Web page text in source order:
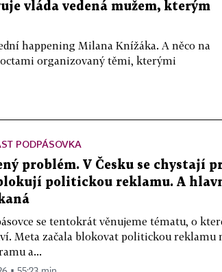
vláda vedená mužem, kterým
happening Milana Knížáka. A něco na
organizovaný těmi, kterými
PODPÁSOVKA
problém. V Česku se chystají
politickou reklamu. A
se tentokrát věnujeme tématu, o
Meta začala blokovat politickou reklamu
a...